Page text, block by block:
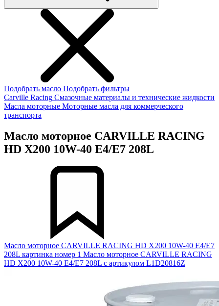
Подобрать масло Подобрать фильтры
Carville Racing Смазочные материалы и технические жидкости
Масла моторные Моторные масла для коммерческого
транспорта
Масло моторное CARVILLE RACING
HD X200 10W-40 E4/E7 208L
Масло моторное CARVILLE RACING HD X200 10W-40 E4/E7
208L картинка номер 1 Масло моторное CARVILLE RACING
HD X200 10W-40 E4/E7 208L с артикулом L1D20816Z